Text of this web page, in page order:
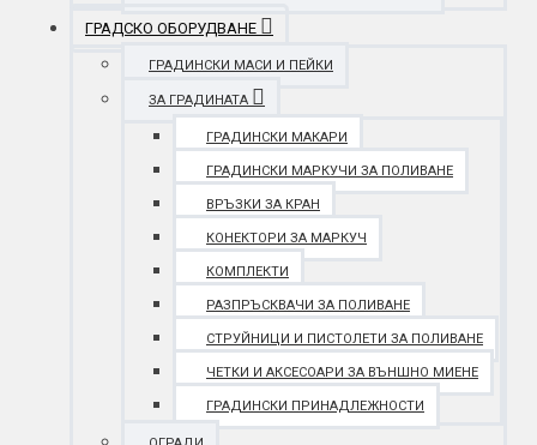
ГРАДСКО ОБОРУДВАНЕ
ГРАДИНСКИ МАСИ И ПЕЙКИ
ЗА ГРАДИНАТА
ГРАДИНСКИ МАКАРИ
ГРАДИНСКИ МАРКУЧИ ЗА ПОЛИВАНЕ
ВРЪЗКИ ЗА КРАН
КОНЕКТОРИ ЗА МАРКУЧ
КОМПЛЕКТИ
РАЗПРЪСКВАЧИ ЗА ПОЛИВАНЕ
СТРУЙНИЦИ И ПИСТОЛЕТИ ЗА ПОЛИВАНЕ
ЧЕТКИ И АКСЕСОАРИ ЗА ВЪНШНО МИЕНЕ
ГРАДИНСКИ ПРИНАДЛЕЖНОСТИ